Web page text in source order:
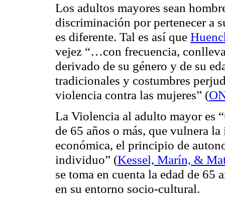
Los adultos mayores sean
discriminación por pertenecer a
es diferente. Tal es así que
vejez “…con frecuencia,
derivado de su género y de su
tradicionales y costumbres
violencia contra las mujeres” (
La Violencia al adulto mayor es
de 65 años o más, que vulnera
económica, el principio de
individuo” (Kessel, Marín, &
se toma en cuenta la edad de 65
en su entorno socio-cultural.